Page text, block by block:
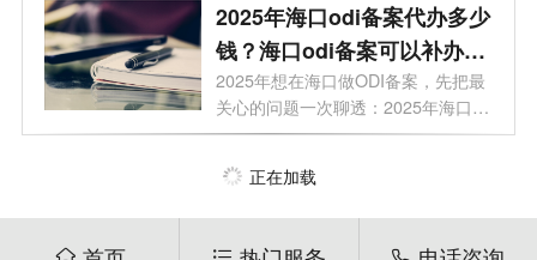
2025年海口odi备案代办多少
钱？海口odi备案可以补办
吗？
2025年想在海口做ODI备案，先把最
关心的问题一次聊透：2025年海口
odi备案对企...
正在加载